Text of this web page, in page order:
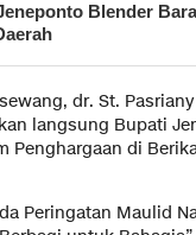
Blender
dr. St.
langsung Bupati
Penghargaan di
Peringatan Maulid